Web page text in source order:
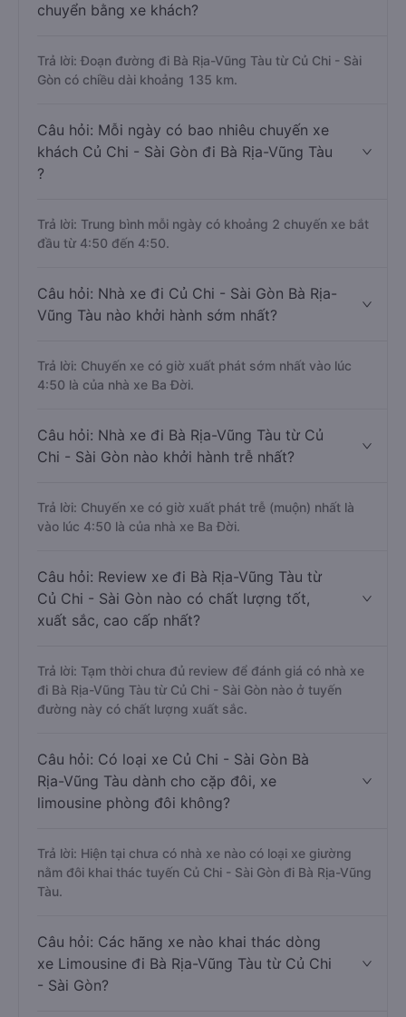
chuyển bằng xe khách?
Trả lời: Đoạn đường đi Bà Rịa-Vũng Tàu từ Củ Chi - Sài
Gòn có chiều dài khoảng 135 km.
Câu hỏi: Mỗi ngày có bao nhiêu chuyến xe
khách Củ Chi - Sài Gòn đi Bà Rịa-Vũng Tàu
?
Trả lời: Trung bình mỗi ngày có khoảng 2 chuyến xe bắt
đầu từ 4:50 đến 4:50.
Câu hỏi: Nhà xe đi Củ Chi - Sài Gòn Bà Rịa-
Vũng Tàu nào khởi hành sớm nhất?
Trả lời: Chuyến xe có giờ xuất phát sớm nhất vào lúc
4:50 là của nhà xe Ba Đời.
Câu hỏi: Nhà xe đi Bà Rịa-Vũng Tàu từ Củ
Chi - Sài Gòn nào khởi hành trễ nhất?
Trả lời: Chuyến xe có giờ xuất phát trễ (muộn) nhất là
vào lúc 4:50 là của nhà xe Ba Đời.
Câu hỏi: Review xe đi Bà Rịa-Vũng Tàu từ
Củ Chi - Sài Gòn nào có chất lượng tốt,
xuất sắc, cao cấp nhất?
Trả lời: Tạm thời chưa đủ review để đánh giá có nhà xe
đi Bà Rịa-Vũng Tàu từ Củ Chi - Sài Gòn nào ở tuyến
đường này có chất lượng xuất sắc.
Câu hỏi: Có loại xe Củ Chi - Sài Gòn Bà
Rịa-Vũng Tàu dành cho cặp đôi, xe
limousine phòng đôi không?
Trả lời: Hiện tại chưa có nhà xe nào có loại xe giường
nằm đôi khai thác tuyến Củ Chi - Sài Gòn đi Bà Rịa-Vũng
Tàu.
Câu hỏi: Các hãng xe nào khai thác dòng
xe Limousine đi Bà Rịa-Vũng Tàu từ Củ Chi
- Sài Gòn?